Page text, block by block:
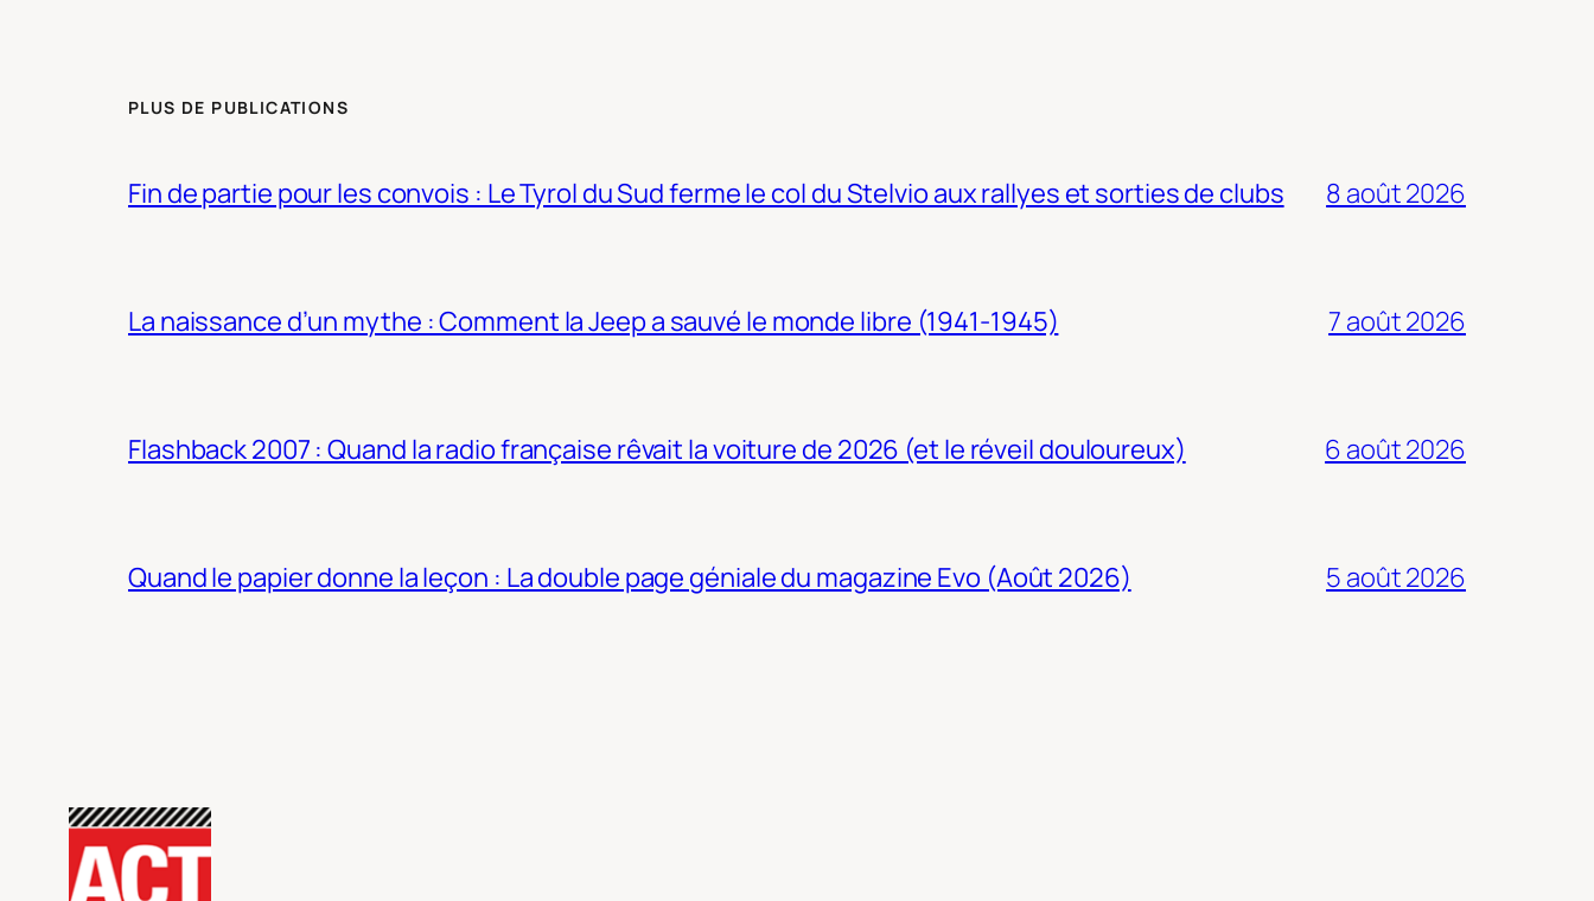
PLUS DE PUBLICATIONS
Fin de partie pour les convois : Le Tyrol du Sud ferme le col du Stelvio aux rallyes et sorties de clubs 8 août 2026
La naissance d’un mythe : Comment la Jeep a sauvé le monde libre (1941-1945) 7 août 2026
Flashback 2007 : Quand la radio française rêvait la voiture de 2026 (et le réveil douloureux) 6 août 2026
Quand le papier donne la leçon : La double page géniale du magazine Evo (Août 2026) 5 août 2026